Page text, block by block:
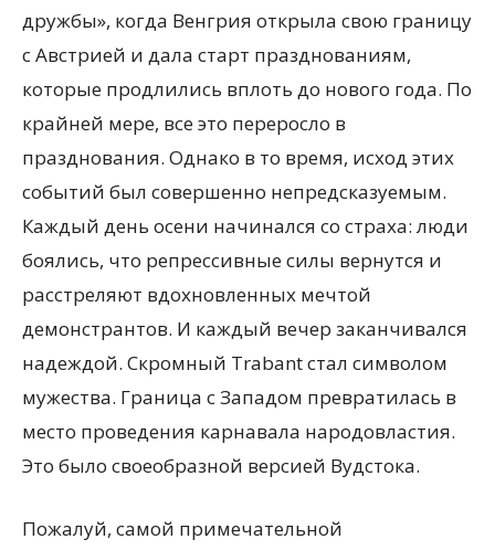
дружбы», когда Венгрия открыла свою границу
с Австрией и дала старт празднованиям,
которые продлились вплоть до нового года. По
крайней мере, все это переросло в
празднования. Однако в то время, исход этих
событий был совершенно непредсказуемым.
Каждый день осени начинался со страха: люди
боялись, что репрессивные силы вернутся и
расстреляют вдохновленных мечтой
демонстрантов. И каждый вечер заканчивался
надеждой. Скромный Trabant стал символом
мужества. Граница с Западом превратилась в
место проведения карнавала народовластия.
Это было своеобразной версией Вудстока.
Пожалуй, самой примечательной